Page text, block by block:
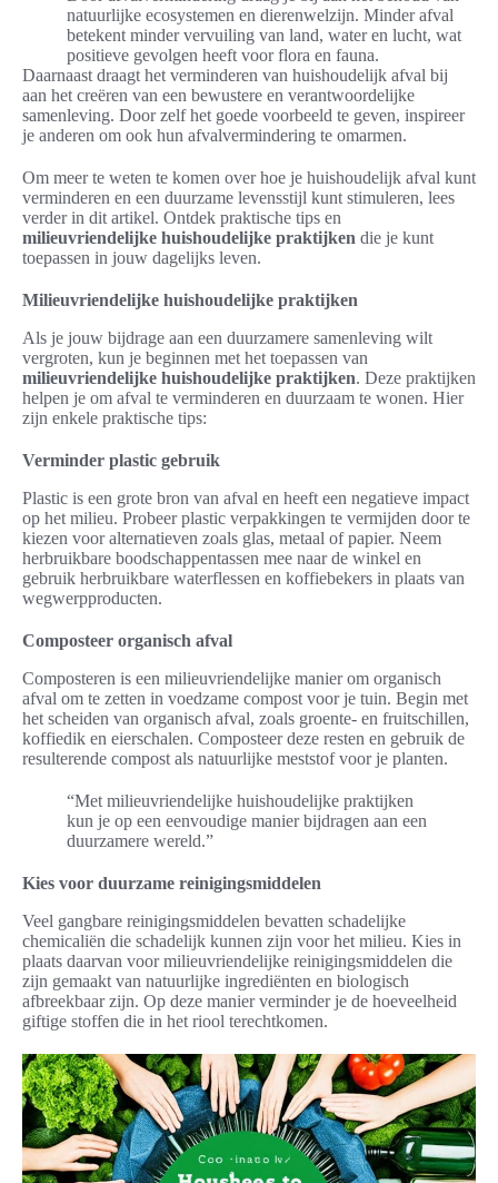
natuurlijke ecosystemen en dierenwelzijn. Minder afval
betekent minder vervuiling van land, water en lucht, wat
positieve gevolgen heeft voor flora en fauna.
Daarnaast draagt het verminderen van huishoudelijk afval bij
aan het creëren van een bewustere en verantwoordelijke
samenleving. Door zelf het goede voorbeeld te geven, inspireer
je anderen om ook hun afvalvermindering te omarmen.
Om meer te weten te komen over hoe je huishoudelijk afval kunt
verminderen en een duurzame levensstijl kunt stimuleren, lees
verder in dit artikel. Ontdek praktische tips en
milieuvriendelijke huishoudelijke praktijken die je kunt
toepassen in jouw dagelijks leven.
Milieuvriendelijke huishoudelijke praktijken
Als je jouw bijdrage aan een duurzamere samenleving wilt
vergroten, kun je beginnen met het toepassen van
milieuvriendelijke huishoudelijke praktijken. Deze praktijken
helpen je om afval te verminderen en duurzaam te wonen. Hier
zijn enkele praktische tips:
Verminder plastic gebruik
Plastic is een grote bron van afval en heeft een negatieve impact
op het milieu. Probeer plastic verpakkingen te vermijden door te
kiezen voor alternatieven zoals glas, metaal of papier. Neem
herbruikbare boodschappentassen mee naar de winkel en
gebruik herbruikbare waterflessen en koffiebekers in plaats van
wegwerpproducten.
Composteer organisch afval
Composteren is een milieuvriendelijke manier om organisch
afval om te zetten in voedzame compost voor je tuin. Begin met
het scheiden van organisch afval, zoals groente- en fruitschillen,
koffiedik en eierschalen. Composteer deze resten en gebruik de
resulterende compost als natuurlijke meststof voor je planten.
“Met milieuvriendelijke huishoudelijke praktijken
kun je op een eenvoudige manier bijdragen aan een
duurzamere wereld.”
Kies voor duurzame reinigingsmiddelen
Veel gangbare reinigingsmiddelen bevatten schadelijke
chemicaliën die schadelijk kunnen zijn voor het milieu. Kies in
plaats daarvan voor milieuvriendelijke reinigingsmiddelen die
zijn gemaakt van natuurlijke ingrediënten en biologisch
afbreekbaar zijn. Op deze manier verminder je de hoeveelheid
giftige stoffen die in het riool terechtkomen.